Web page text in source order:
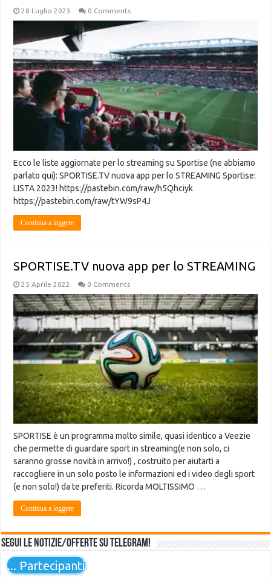
28 Luglio 2023 0 Comments
Ecco le liste aggiornate per lo streaming su Sportise (ne abbiamo
parlato qui): SPORTISE.TV nuova app per lo STREAMING Sportise:
LISTA 2023! https://pastebin.com/raw/h5Qhciyk
https://pastebin.com/raw/tYW9sP4J
Continua a leggere
SPORTISE.TV nuova app per lo STREAMING
25 Aprile 2022 0 Comments
SPORTISE è un programma molto simile, quasi identico a Veezie
che permette di guardare sport in streaming(e non solo, ci
saranno grosse novità in arrivo!) , costruito per aiutarti a
raccogliere in un solo posto le informazioni ed i video degli sport
(e non solo!) da te preferiti. Ricorda MOLTISSIMO …
Continua a leggere
Segui le notizie/offerte su Telegram!
... Partecipanti